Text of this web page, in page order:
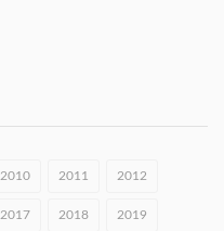
2010 2011 2012
2017 2018 2019